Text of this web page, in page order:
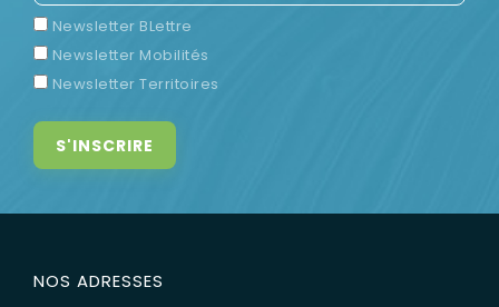
Newsletter BLettre
Newsletter Mobilités
Newsletter Territoires
NOS ADRESSES